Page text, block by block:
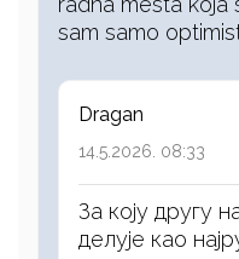
sam samo
Dragan
14.5.2026. 08:33
За коју другу
делује као